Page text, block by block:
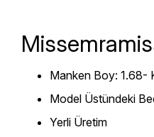
Manken Boy: 1.68-
Model Üstündeki
Yerli Üretim